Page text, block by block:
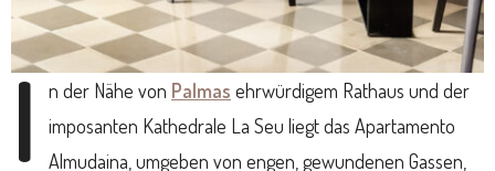
I n der Nähe von Palmas ehrwürdigem Rathaus und der
imposanten Kathedrale La Seu liegt das Apartamento
Almudaina, umgeben von engen, gewundenen Gassen,